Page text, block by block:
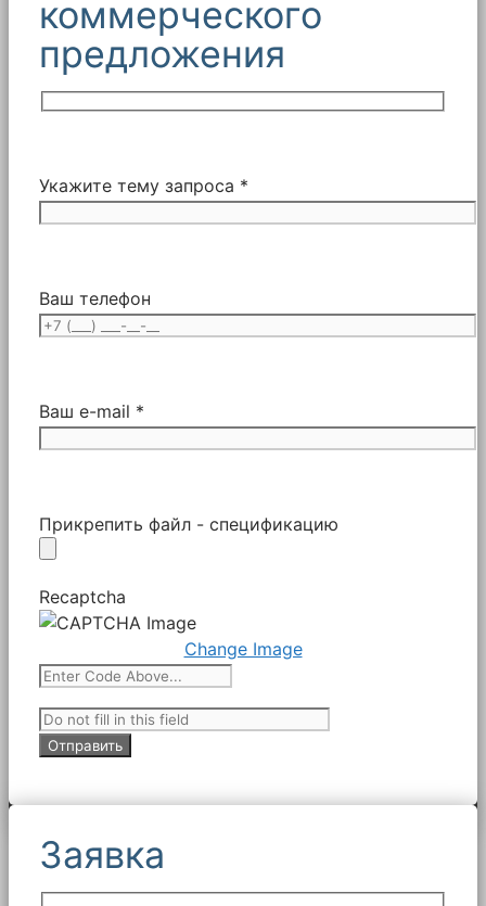
коммерческого
предложения
Укажите тему запроса *
Ваш телефон
Ваш e-mail *
Прикрепить файл - спецификацию
Recaptcha
Change Image
Заявка